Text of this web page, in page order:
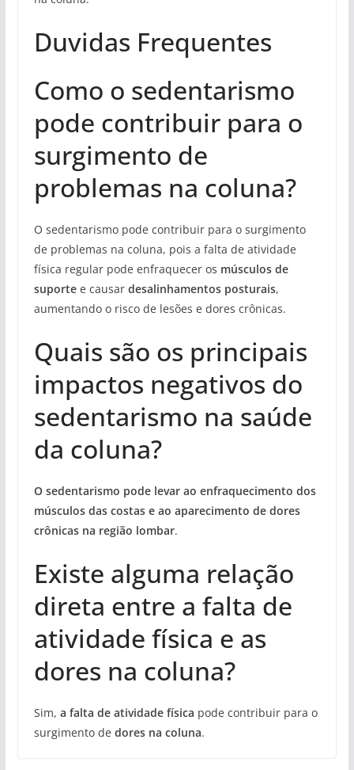
Duvidas Frequentes
Como o sedentarismo
pode contribuir para o
surgimento de
problemas na coluna?
O sedentarismo pode contribuir para o surgimento
de problemas na coluna, pois a falta de atividade
física regular pode enfraquecer os músculos de
suportee causar desalinhamentos posturais,
aumentando o risco de lesões e dores crônicas.
Quais são os principais
impactos negativos do
sedentarismo na saúde
da coluna?
O sedentarismo pode levar ao enfraquecimento dos
músculos das costas e ao aparecimento de dores
crônicas na região lombar.
Existe alguma relação
direta entre a falta de
atividade física e as
dores na coluna?
Sim, a falta de atividade física pode contribuir para o
surgimento de dores na coluna.